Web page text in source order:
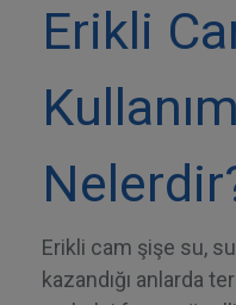
Erikli
Erikli cam şişe su,
kazandığı anlarda